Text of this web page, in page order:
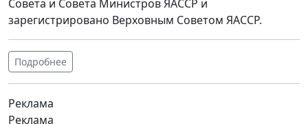
Совета и Совета Министров ЯАССР и
зарегистрировано Верховным Советом ЯАССР.
Подробнее
Реклама
Реклама